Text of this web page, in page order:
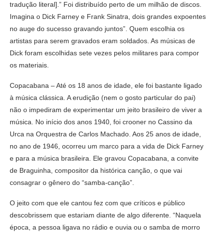
tradução literal].” Foi distribuído perto de um milhão de discos.
Imagina o Dick Farney e Frank Sinatra, dois grandes expoentes
no auge do sucesso gravando juntos”. Quem escolhia os
artistas para serem gravados eram soldados. As músicas de
Dick foram escolhidas sete vezes pelos militares para compor
os materiais.
Copacabana – Até os 18 anos de idade, ele foi bastante ligado
à música clássica. A erudição (nem o gosto particular do pai)
não o impediram de experimentar um jeito brasileiro de viver a
música. No início dos anos 1940, foi crooner no Cassino da
Urca na Orquestra de Carlos Machado. Aos 25 anos de idade,
no ano de 1946, ocorreu um marco para a vida de Dick Farney
e para a música brasileira. Ele gravou Copacabana, a convite
de Braguinha, compositor da histórica canção, o que vai
consagrar o gênero do “samba-canção”.
O jeito com que ele cantou fez com que críticos e público
descobrissem que estariam diante de algo diferente. “Naquela
época, a pessoa ligava no rádio e ouvia ou o samba de morro